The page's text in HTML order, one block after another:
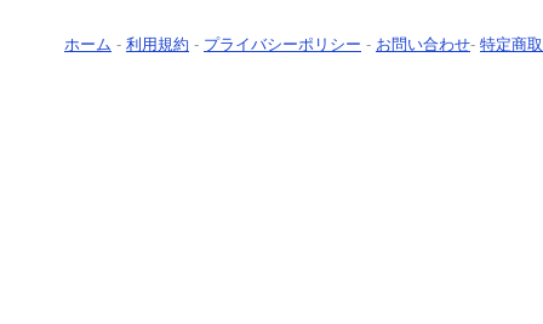
ホーム - 利用規約 - プライバシーポリシー - お問い合わせ- 特定商